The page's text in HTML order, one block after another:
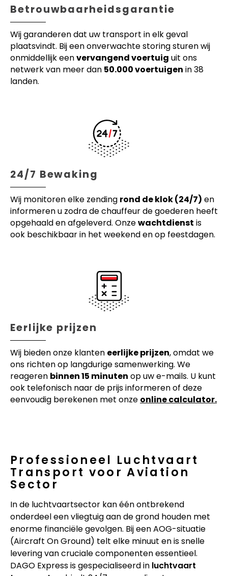
Betrouwbaarheidsgarantie
Wij garanderen dat uw transport in elk geval
plaatsvindt. Bij een onverwachte storing sturen wij
onmiddellijk eenvervangend voertuig uit ons
netwerk van meer dan 50.000 voertuigen in 38
landen.
24/7 Bewaking
Wij monitoren elke zending rond de klok (24/7) en
informeren u zodra de chauffeur de goederen heeft
opgehaald en afgeleverd. Onzewachtdienst is
ook beschikbaar in het weekend en op feestdagen.
Eerlijke prijzen
Wij bieden onze klanten eerlijke prijzen, omdat we
ons richten op langdurige samenwerking. We
reageren binnen 15 minuten op uw e-mails. U kunt
ook telefonisch naar de prijs informeren of deze
eenvoudig berekenen met onze online calculator.
Professioneel Luchtvaart
Transport voor Aviation
Sector
In de luchtvaartsector kan één ontbrekend
onderdeel een vliegtuig aan de grond houden met
enorme financiële gevolgen. Bij een AOG-situatie
(Aircraft On Ground) telt elke minuut en is snelle
levering van cruciale componenten essentieel.
DAGO Express is gespecialiseerd in luchtvaart